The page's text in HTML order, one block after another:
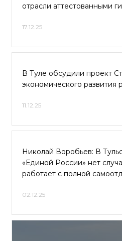
отрасли аттестованными
17.12.25
В Туле обсудили проект
экономического развития
11.12.25
Николай Воробьев: В
«Единой России» нет
работает с полной
02.12.25